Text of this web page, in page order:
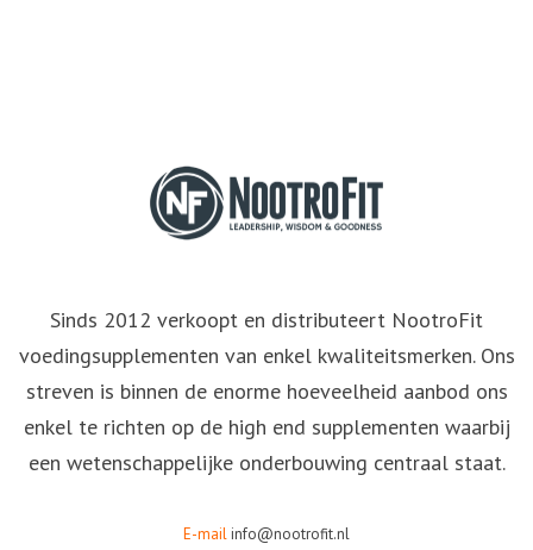
Sinds 2012 verkoopt en distributeert NootroFit
voedingsupplementen van enkel kwaliteitsmerken. Ons
streven is binnen de enorme hoeveelheid aanbod ons
enkel te richten op de high end supplementen waarbij
een wetenschappelijke onderbouwing centraal staat.
E-mailinfo@nootrofit.nl